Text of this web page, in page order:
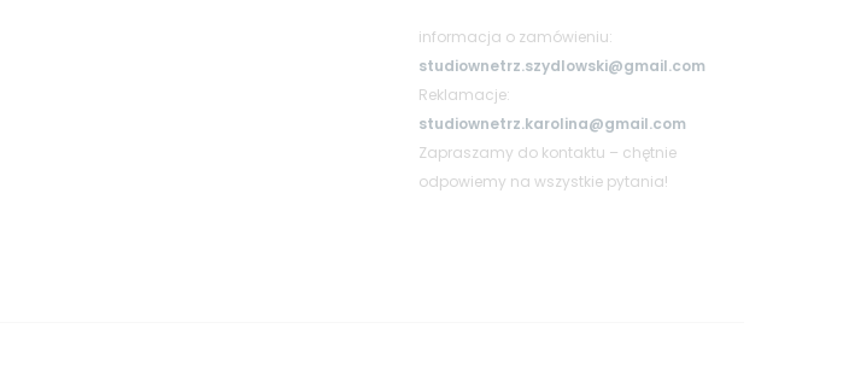
informacja o zamówieniu:
studiownetrz.szydlowski@gmail.com
Reklamacje:
studiownetrz.karolina@gmail.com
Zapraszamy do kontaktu – chętnie
odpowiemy na wszystkie pytania!